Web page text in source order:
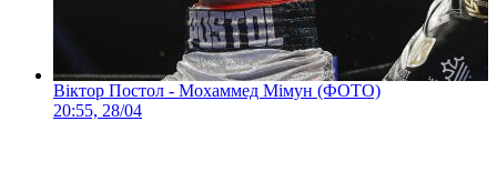
Віктор Постол - Мохаммед Мімун (ФОТО)
20:55, 28/04